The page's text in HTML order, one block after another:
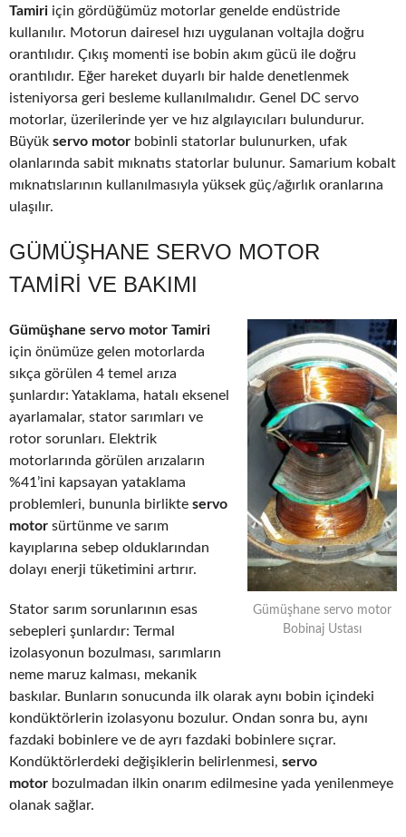
Tamiri için gördüğümüz motorlar genelde endüstride
kullanılır. Motorun dairesel hızı uygulanan voltajla doğru
orantılıdır. Çıkış momenti ise bobin akım gücü ile doğru
orantılıdır. Eğer hareket duyarlı bir halde denetlenmek
isteniyorsa geri besleme kullanılmalıdır. Genel DC servo
motorlar, üzerilerinde yer ve hız algılayıcıları bulundurur.
Büyük servo motor bobinli statorlar bulunurken, ufak
olanlarında sabit mıknatıs statorlar bulunur. Samarium kobalt
mıknatıslarının kullanılmasıyla yüksek güç/ağırlık oranlarına
ulaşılır.
GÜMÜŞHANE SERVO MOTOR
TAMIRI VE BAKIMI
Gümüşhane servo motor
Bobinaj Ustası
Gümüşhane servo motor Tamiri
için önümüze gelen motorlarda
sıkça görülen 4 temel arıza
şunlardır: Yataklama, hatalı eksenel
ayarlamalar, stator sarımları ve
rotor sorunları. Elektrik
motorlarında görülen arızaların
%41’ini kapsayan yataklama
problemleri, bununla birlikte servo
motor sürtünme ve sarım
kayıplarına sebep olduklarından
dolayı enerji tüketimini artırır.
Stator sarım sorunlarının esas
sebepleri şunlardır: Termal
izolasyonun bozulması, sarımların
neme maruz kalması, mekanik
baskılar. Bunların sonucunda ilk olarak aynı bobin içindeki
kondüktörlerin izolasyonu bozulur. Ondan sonra bu, aynı
fazdaki bobinlere ve de ayrı fazdaki bobinlere sıçrar.
Kondüktörlerdeki değişiklerin belirlenmesi, servo
motor bozulmadan ilkin onarım edilmesine yada yenilenmeye
olanak sağlar.